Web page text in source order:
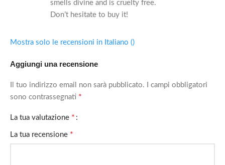
smells divine and is cruelty free.
Don’t hesitate to buy it!
Mostra solo le recensioni in Italiano ()
Aggiungi una recensione
Il tuo indirizzo email non sarà pubblicato.
I campi obbligatori
sono contrassegnati *
La tua valutazione *
La tua recensione *